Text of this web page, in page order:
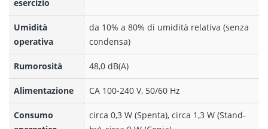
esercizio
Umidità
operativa
da 10% a 80% di umidità relativa (senza
condensa)
Rumorosità 48,0 dB(A)
Alimentazione CA 100-240 V, 50/60 Hz
Consumo
circa 0,3 W (Spenta), circa 1,3 W (Stand-